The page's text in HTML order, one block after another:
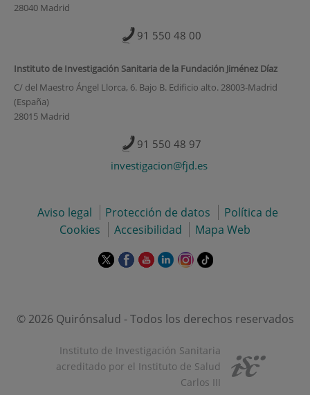
28040 Madrid
91 550 48 00
Instituto de Investigación Sanitaria de la Fundación Jiménez Díaz
C/ del Maestro Ángel Llorca, 6. Bajo B. Edificio alto. 28003-Madrid
(España)
28015 Madrid
91 550 48 97
investigacion@fjd.es
Aviso legal Protección de datos
Política de
Cookies
Accesibilidad Mapa Web
Este
en
ventana
nueva.
Este
en
ventana
nueva.
Este
en
ventana
Este
en
ventana
nueva.
Este
en
ventana
nueva.
Enlace
externa.
© 2026 Quirónsalud - Todos los derechos reservados
Instituto de Investigación Sanitaria
acreditado por el Instituto de Salud
Carlos III